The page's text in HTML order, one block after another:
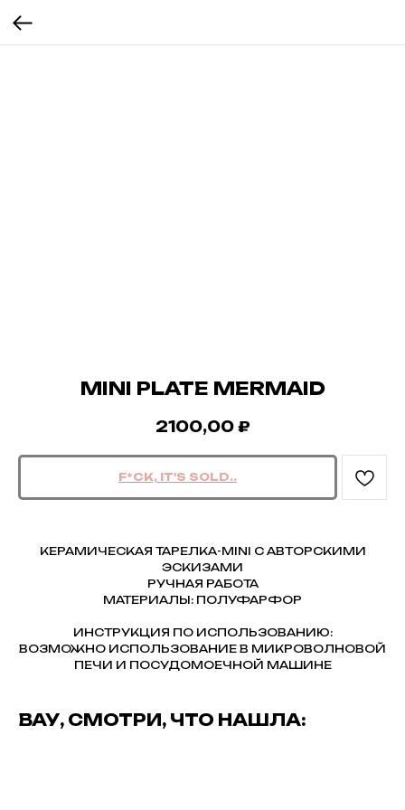
MINI PLATE MERMAID
2100,00 ₽
КЕРАМИЧЕСКАЯ ТАРЕЛКА-MINI С АВТОРСКИМИ
ЭСКИЗАМИ
РУЧНАЯ РАБОТА
МАТЕРИАЛЫ: ПОЛУФАРФОР
ИНСТРУКЦИЯ ПО ИСПОЛЬЗОВАНИЮ:
ВОЗМОЖНО ИСПОЛЬЗОВАНИЕ В МИКРОВОЛНОВОЙ
ПЕЧИ И ПОСУДОМОЕЧНОЙ МАШИНЕ
ВАУ, СМОТРИ, ЧТО НАШЛА: